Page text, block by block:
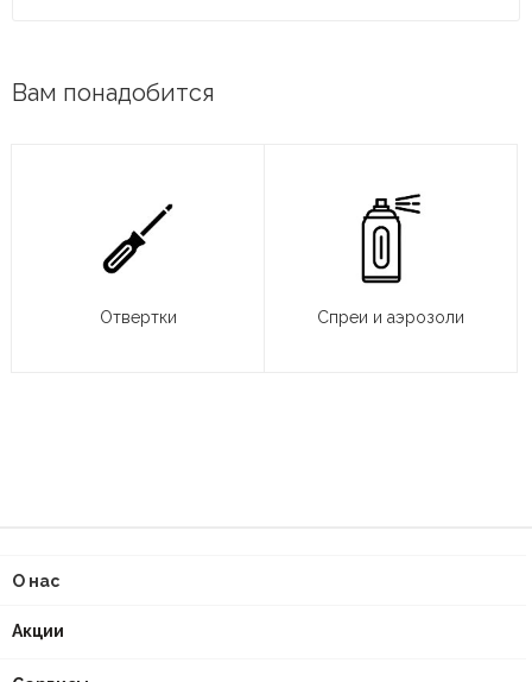
Вам понадобится
Отвертки Спреи и аэрозоли
О нас
Акции